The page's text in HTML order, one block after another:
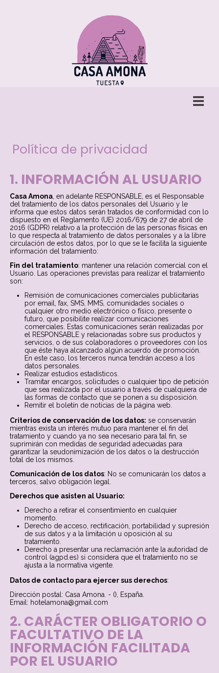
Política de privacidad
1. INFORMACIÓN AL USUARIO
Casa Amona , en adelante RESPONSABLE, es el Responsable
del tratamiento de los datos personales del Usuario y le
informa que estos datos serán tratados de conformidad con lo
dispuesto en el Reglamento (UE) 2016/679 de 27 de abril de
2016 (GDPR) relativo a la protección de las personas físicas en
lo que respecta al tratamiento de datos personales y a la libre
circulación de estos datos, por lo que se le facilita la siguiente
información del tratamiento:
Fin del tratamiento: mantener una relación comercial con el
Usuario. Las operaciones previstas para realizar el tratamiento
son:
Remisión de comunicaciones comerciales publicitarias
por email, fax, SMS, MMS, comunidades sociales o
cualquier otro medio electrónico o físico, presente o
futuro, que posibilite realizar comunicaciones
comerciales. Estas comunicaciones serán realizadas por
el RESPONSABLE y relacionadas sobre sus productos y
servicios, o de sus colaboradores o proveedores con los
que éste haya alcanzado algún acuerdo de promoción.
En este caso, los terceros nunca tendrán acceso a los
datos personales.
Realizar estudios estadísticos.
Tramitar encargos, solicitudes o cualquier tipo de petición
que sea realizada por el usuario a través de cualquiera de
las formas de contacto que se ponen a su disposición.
Remitir el boletín de noticias de la página web.
Criterios de conservación de los datos: se conservarán
mientras exista un interés mutuo para mantener el fin del
tratamiento y cuando ya no sea necesario para tal fin, se
suprimirán con medidas de seguridad adecuadas para
garantizar la seudonimización de los datos o la destrucción
total de los mismos.
Comunicación de los datos: No se comunicarán los datos a
terceros, salvo obligación legal.
Derechos que asisten al Usuario:
Derecho a retirar el consentimiento en cualquier
momento.
Derecho de acceso, rectificación, portabilidad y supresión
de sus datos y a la limitación u oposición al su
tratamiento.
Derecho a presentar una reclamación ante la autoridad de
control (agpd.es) si considera que el tratamiento no se
ajusta a la normativa vigente.
Datos de contacto para ejercer sus derechos:
Dirección postal: Casa Amona. - (), España.
Email: hotelamona@gmail.com
2. CARÁCTER OBLIGATORIO O
FACULTATIVO DE LA
INFORMACIÓN FACILITADA
POR EL USUARIO